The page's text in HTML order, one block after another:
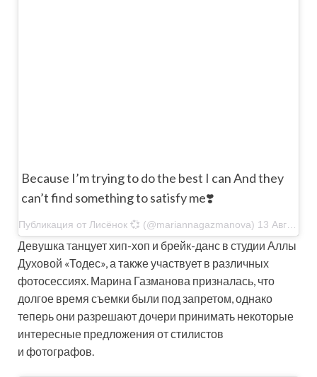
Because I’m trying to do the best I can And they
can’t find something to satisfy me❣️
Девушка танцует хип-хоп и брейк-данс в студии Аллы
Духовой «Тодес», а также участвует в различных
фотосессиях. Марина Газманова призналась, что
долгое время съемки были под запретом, однако
теперь они разрешают дочери принимать некоторые
интересные предложения от стилистов
и фотографов.